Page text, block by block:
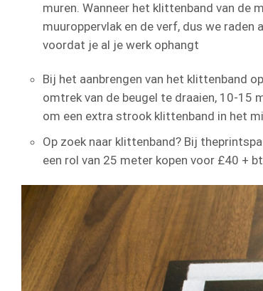
muren. Wanneer het klittenband van de
muuroppervlak en de verf, dus we
voordat je al je werk ophangt
Bij het aanbrengen van het klittenband
omtrek van de beugel te draaien, 10-15
om een extra strook klittenband in het
Op zoek naar klittenband? Bij
een rol van 25 meter kopen voor £40 +